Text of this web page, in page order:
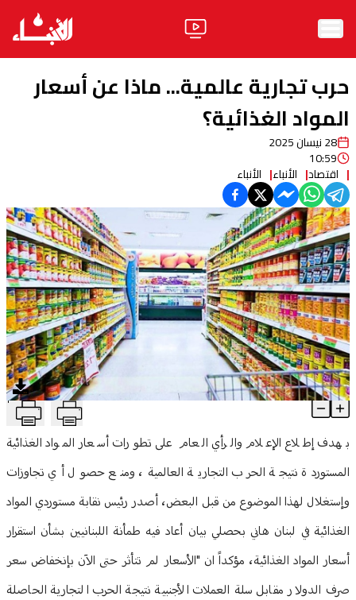
الأخبار
ثقافة ومجتمع
منوعات
آراء
فيديو
مواقف
وليد جنبلاطالحزب
ابحث
حرب تجارية عالمية... ماذا عن أسعار
المواد الغذائية؟
28 نيسان 2025
10:59
اقتصاد الأنباء الأنباء
حرب تجارية عالمية... ماذا عن أسعار المواد الغذائية؟ T
Article Content
بهدف إطلاع الإعلام والرأي العام على تطورات أسعار المواد الغذائية
المستوردة نتيجة الحرب التجارية العالمية، ومنع حصول أي تجاوزات
وإستغلال لهذا الموضوع من قبل البعض، أصدر رئيس نقابة مستوردي المواد
الغذائية في لبنان هاني بحصلي بيان أعاد فيه طمأنة اللبنانيين بشأن استقرار
أسعار المواد الغذائية، مؤكداً ان "الأسعار لم تتأثر حتى الآن بإنخفاض سعر
صرف الدولار مقابل سلة العملات الأجنبية نتيجة الحرب التجارية الحاصلة